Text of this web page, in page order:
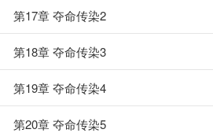
第17章 夺命传染2
第18章 夺命传染3
第19章 夺命传染4
第20章 夺命传染5